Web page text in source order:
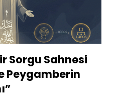
Sorgu Sahnesi
Peygamberin